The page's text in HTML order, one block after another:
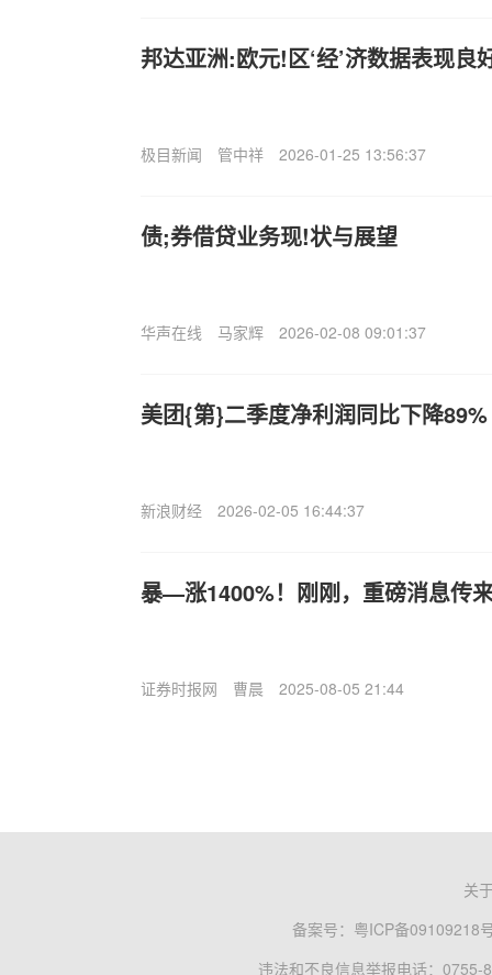
邦达亚洲:欧元!区‘经’济数据表现良
极目新闻 管中祥 2026-01-25 13:56:37
债;券借贷业务现!状与展望
华声在线 马家辉 2026-02-08 09:01:37
美团{第}二季度净利润同比下降89%
新浪财经 2026-02-05 16:44:37
暴—涨1400%！刚刚，重磅消息传
证券时报网 曹晨 2025-08-05 21:44
关
备案号： 粤ICP备09109218
违法和不良信息举报电话：0755-